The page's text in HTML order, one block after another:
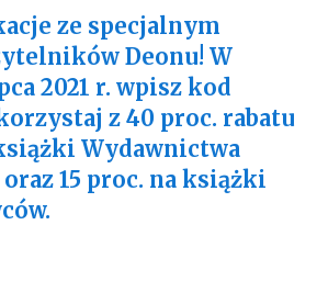
ze specjalnym
Deonu! W
2021 r. wpisz kod
z 40 proc. rabatu
Wydawnictwa
15 proc. na książki